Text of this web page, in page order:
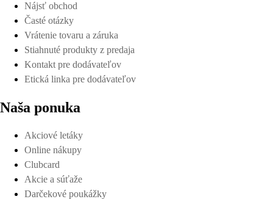
Nájsť obchod
Časté otázky
Vrátenie tovaru a záruka
Stiahnuté produkty z predaja
Kontakt pre dodávateľov
Etická linka pre dodávateľov
Naša ponuka
Akciové letáky
Online nákupy
Clubcard
Akcie a súťaže
Darčekové poukážky